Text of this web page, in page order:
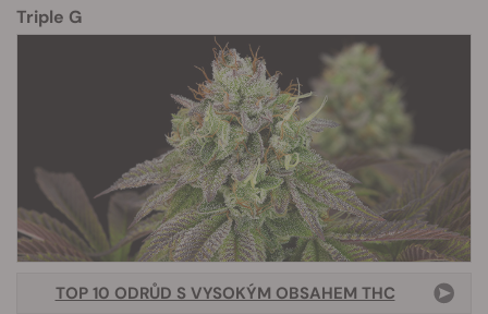
Triple G
TOP 10 ODRŮD S VYSOKÝM OBSAHEM THC